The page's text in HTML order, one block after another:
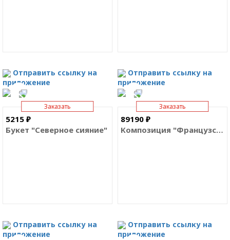
Отправить ссылку на
приложение
Отправить ссылку на
приложение
Заказать
89190 ₽
Композиция "Французский луг"
Отправить ссылку на
приложение
Заказать
5215 ₽
Букет "Северное сияние"
Отправить ссылку на
приложение